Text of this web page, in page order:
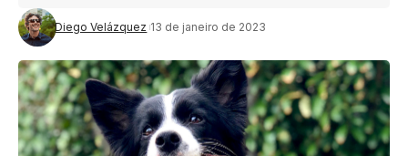
Diego Velázquez 13 de janeiro de 2023